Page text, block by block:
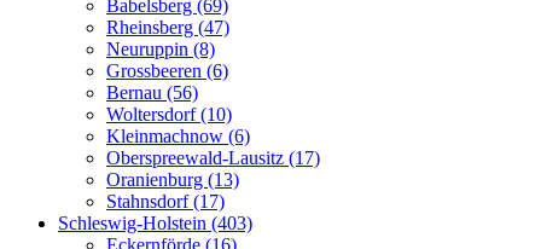
Babelsberg (69)
Rheinsberg (47)
Neuruppin (8)
Grossbeeren (6)
Bernau (56)
Woltersdorf (10)
Kleinmachnow (6)
Oberspreewald-Lausitz (17)
Oranienburg (13)
Stahnsdorf (17)
Schleswig-Holstein (403)
Eckernförde (16)